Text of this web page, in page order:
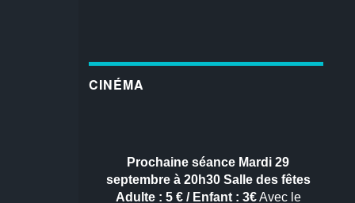
CINÉMA
Prochaine séance Mardi 29
septembre à 20h30 Salle des fêtes
Adulte : 5 € / Enfant : 3€Avec le